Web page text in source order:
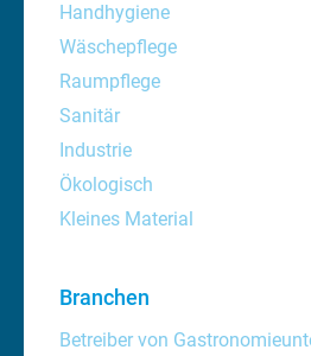
Handhygiene
Wäschepflege
Raumpflege
Sanitär
Industrie
Ökologisch
Kleines Material
Branchen
Betreiber von